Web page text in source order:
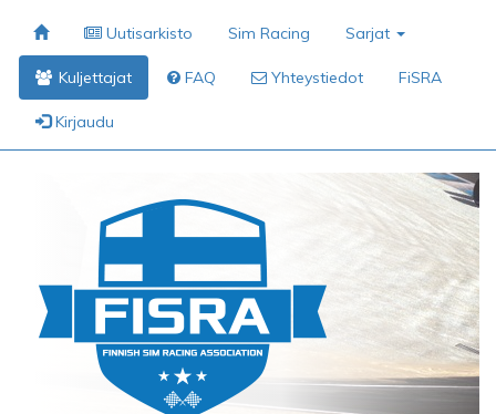
Uutisarkisto Sim Racing Sarjat
Kuljettajat FAQ Yhteystiedot FiSRA
Kirjaudu